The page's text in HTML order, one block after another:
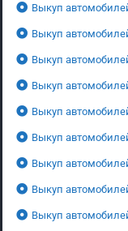
Выкуп
Выкуп
Выкуп
Выкуп
Выкуп
Выкуп
Выкуп
Выкуп
Выкуп